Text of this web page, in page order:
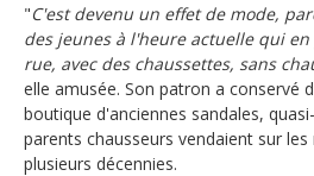
"C'est devenu un effet de mode,
des jeunes à l'heure actuelle qui
rue, avec des chaussettes, sans
elle amusée. Son patron a conservé
boutique d'anciennes sandales,
parents chausseurs vendaient sur les
plusieurs décennies.